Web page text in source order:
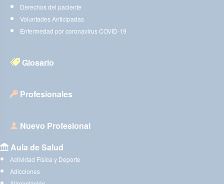
Derechos del paciente
Voluntades Anticipadas
Enfermedad por coronavirus COVID-19
Glosario
Profesionales
Nuevo Profesional
Aula de Salud
Actividad Física y Deporte
Adicciones